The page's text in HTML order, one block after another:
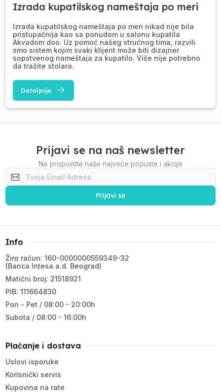
Izrada kupatilskog nameštaja po meri
Izrada kupatilskog nameštaja po meri nikad nije bila
pristupačnija kao sa ponudom u salonu kupatila
Akvadom doo. Uz pomoć našeg stručnog tima, razvili
smo sistem kojim svaki klijent može biti dizajner
sopstvenog nameštaja za kupatilo. Više nije potrebno
da tražite stolara.
Detaljnije
Prijavi se na naš newsletter
Ne propustite naše najveće popuste i akcije
Prijavi se
Info
Žiro račun: 160-0000000559349-32
(Banca Intesa a.d. Beograd)
Matični broj: 21518921
PIB: 111664830
Pon - Pet / 08:00 - 20:00h
Subota / 08:00 - 16:00h
Plaćanje i dostava
Uslovi isporuke
Korisnički servis
Kupovina na rate